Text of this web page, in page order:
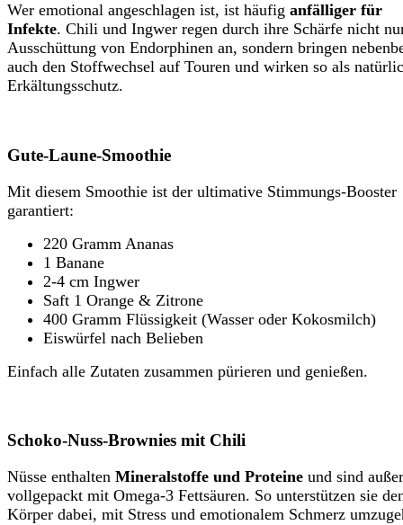
Wer emotional angeschlagen ist, ist häufig anfälliger für
Infekte. Chili und Ingwer regen durch ihre Schärfe nicht
Ausschüttung von Endorphinen an, sondern bringen
auch den Stoffwechsel auf Touren und wirken so als
Erkältungsschutz.
Gute-Laune-Smoothie
Mit diesem Smoothie ist der ultimative Stimmungs-Booster
garantiert:
220 Gramm Ananas
1 Banane
2-4 cm Ingwer
Saft 1 Orange & Zitrone
400 Gramm Flüssigkeit (Wasser oder Kokosmilch)
Eiswürfel nach Belieben
Einfach alle Zutaten zusammen pürieren und genießen.
Schoko-Nuss-Brownies mit Chili
Nüsse enthalten Mineralstoffe und Proteine und sind
vollgepackt mit Omega-3 Fettsäuren. So unterstützen sie
Körper dabei, mit Stress und emotionalem Schmerz